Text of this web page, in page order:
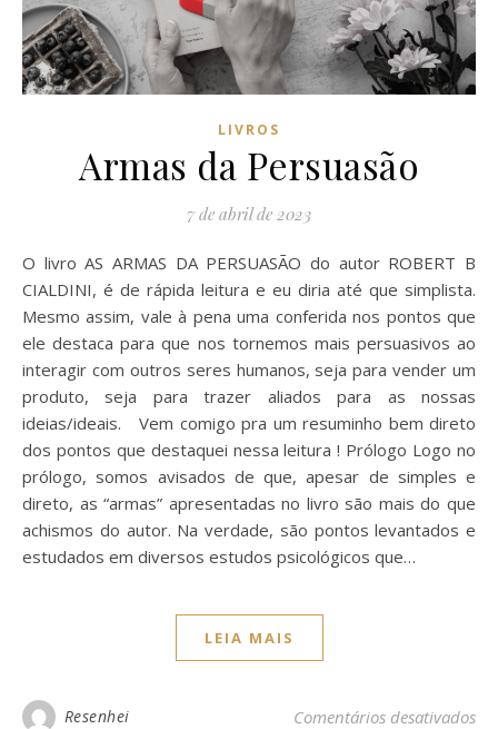
LIVROS
Armas da Persuasão
7 de abril de 2023
O livro AS ARMAS DA PERSUASÃO do autor ROBERT B
CIALDINI, é de rápida leitura e eu diria até que simplista.
Mesmo assim, vale à pena uma conferida nos pontos que
ele destaca para que nos tornemos mais persuasivos ao
interagir com outros seres humanos, seja para vender um
produto, seja para trazer aliados para as nossas
ideias/ideais. Vem comigo pra um resuminho bem direto
dos pontos que destaquei nessa leitura ! Prólogo Logo no
prólogo, somos avisados de que, apesar de simples e
direto, as “armas” apresentadas no livro são mais do que
achismos do autor. Na verdade, são pontos levantados e
estudados em diversos estudos psicológicos que…
LEIA MAIS
Resenhei Comentários desativados